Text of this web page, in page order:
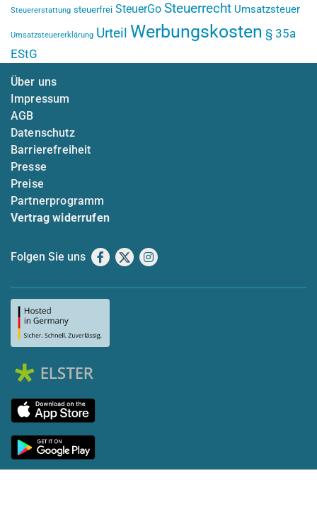
Steuererstattung steuerfrei SteuerGo Steuerrecht Umsatzsteuer
Umsatzsteuererklärung Urteil Werbungskosten § 35a
EStG
Über uns
Impressum
AGB
Datenschutz
Barrierefreiheit
Presse
Preise
Partnerprogramm
Vertrag widerrufen
Folgen Sie uns Facebook
X Instagram